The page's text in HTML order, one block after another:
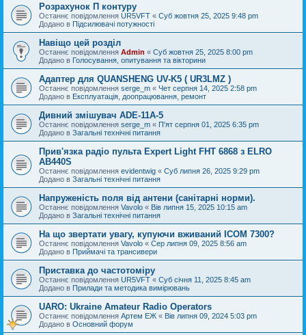
Розрахунок П контуру
Останнє повідомлення UR5VFT « Суб жовтня 25, 2025 9:48 pm
Додано в Підсилювачі потужності
Навіщо цей розділ
Останнє повідомлення Admin « Суб жовтня 25, 2025 8:00 pm
Додано в Голосування, опитування та вікторини
Адаптер для QUANSHENG UV-K5 ( UR3LMZ )
Останнє повідомлення serge_m « Чет серпня 14, 2025 2:58 pm
Додано в Експлуатація, доопрацювання, ремонт
Дивний змішувач ADE-11A-5
Останнє повідомлення serge_m « П'ят серпня 01, 2025 6:35 pm
Додано в Загальні технічні питання
Прив'язка радіо пульта Expert Light FHT 6868 з ELRO
AB440S
Останнє повідомлення evidentwig « Суб липня 26, 2025 9:29 pm
Додано в Загальні технічні питання
Напруженість поля від антени (санітарні норми).
Останнє повідомлення Vavolo « Вів липня 15, 2025 10:15 am
Додано в Загальні технічні питання
На що звертати увагу, купуючи вживаний ICOM 7300?
Останнє повідомлення Vavolo « Сер липня 09, 2025 8:56 am
Додано в Приймачі та трансивери
Приставка до частотоміру
Останнє повідомлення UR5VFT « Суб січня 11, 2025 8:45 am
Додано в Прилади та методика вимірювань
UARO: Ukraine Аmateur Radio Operators
Останнє повідомлення Артем ЕЖ « Вів липня 09, 2024 5:03 pm
Додано в Основний форум